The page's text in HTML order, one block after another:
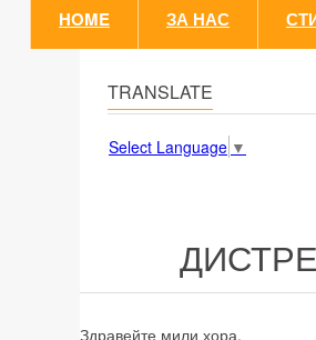
HOME ЗА НАС
TRANSLATE
Select Language ▼
Здравейте мили хора,